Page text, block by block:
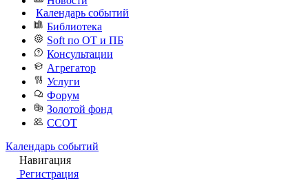
Календарь событий
Библиотека
Soft по ОТ и ПБ
Консультации
Агрегатор
Услуги
Форум
Золотой фонд
ССОТ
Календарь событий
Навигация
Регистрация